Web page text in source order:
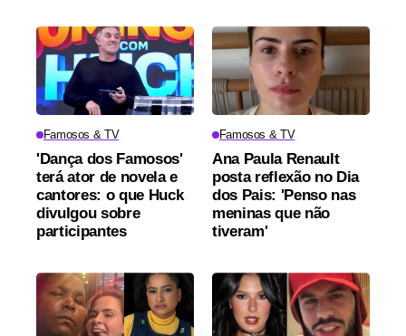
Famosos & TV
'Dança dos Famosos'
terá ator de novela e
cantores: o que Huck
divulgou sobre
participantes
Famosos & TV
Ana Paula Renault
posta reflexão no Dia
dos Pais: 'Penso nas
meninas que não
tiveram'